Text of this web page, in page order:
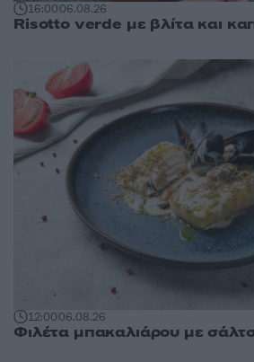
16:0006.08.26
Risotto verde με βλίτα και
12:0006.08.26
Φιλέτα μπακαλιάρου με